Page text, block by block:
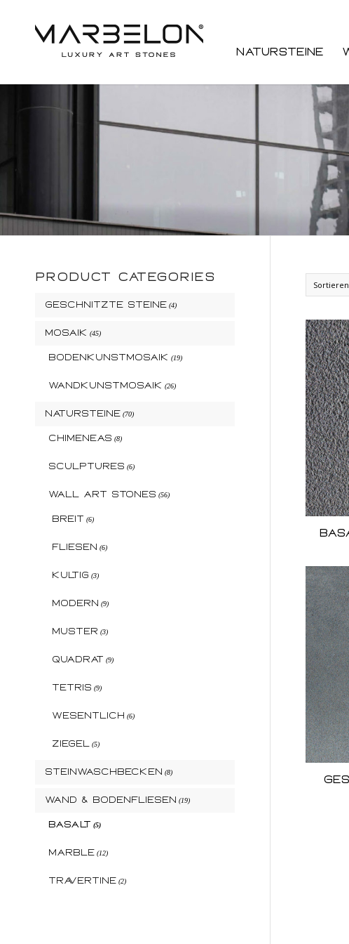
Natursteine
PRODUCT CATEGORIES
Geschnitzte Steine (4)
Mosaik (45)
Bodenkunstmosaik (19)
Wandkunstmosaik (26)
Natursteine (70)
Chimeneas (8)
Sculptures (6)
Wall Art Stones (56)
Breit (6)
Fliesen (6)
Kultig (3)
Modern (9)
Muster (3)
Quadrat (9)
Tetris (9)
Wesentlich (6)
Ziegel (5)
Steinwaschbecken (8)
Wand & Bodenfliesen (19)
Basalt (5)
Marble (12)
Travertine (2)